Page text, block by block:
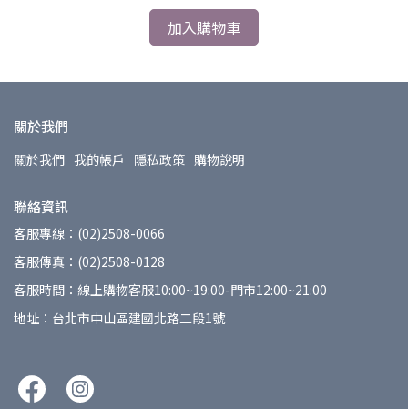
加入購物車
關於我們
關於我們 我的帳戶 隱私政策 購物說明
聯絡資訊
客服專線：(02)2508-0066
客服傳真：(02)2508-0128
客服時間：線上購物客服10:00~19:00-門市12:00~21:00
地址：台北市中山區建國北路二段1號